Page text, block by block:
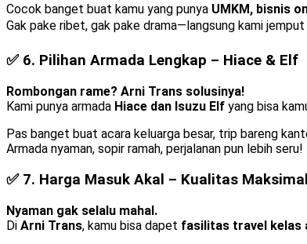
Cocok banget buat kamu yang punya UMKM, bisnis
Gak pake ribet, gak pake drama—langsung kami
✅ 6. Pilihan Armada Lengkap – Hiace & Elf
Rombongan rame? Arni Trans solusinya!
Kami punya armada Hiace dan Isuzu Elf yang bisa
Pas banget buat acara keluarga besar, trip bareng
Armada nyaman, sopir ramah, perjalanan pun lebih seru!
✅ 7. Harga Masuk Akal – Kualitas Maksimal
Nyaman gak selalu mahal.
Di Arni Trans, kamu bisa dapet fasilitas travel kelas